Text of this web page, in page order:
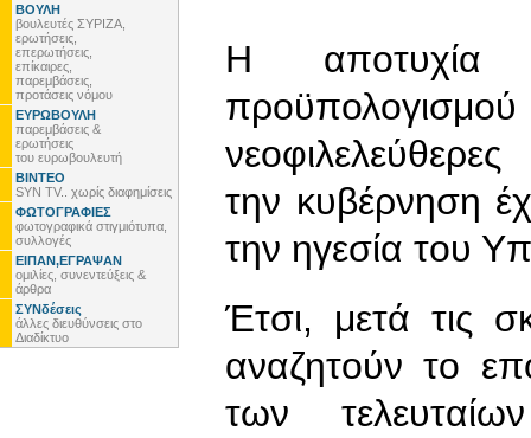
ΒΟΥΛΗ
βουλευτές ΣΥΡΙΖΑ,
ερωτήσεις,
επερωτήσεις,
επίκαιρες,
παρεμβάσεις,
προτάσεις νόμου
ΕΥΡΩΒΟΥΛΗ
παρεμβάσεις &
ερωτήσεις
του ευρωβουλευτή
ΒΙΝΤΕΟ
SYN TV.. χωρίς διαφημίσεις
ΦΩΤΟΓΡΑΦΙΕΣ
φωτογραφικά στιγμιότυπα,
συλλογές
ΕΙΠΑΝ,ΕΓΡΑΨΑΝ
ομιλίες, συνεντεύξεις &
άρθρα
ΣΥΝδέσεις
άλλες διευθύνσεις στο
Διαδίκτυο
Η αποτυχία
την κυβέρνηση
την ηγεσία του
Έτσι, μετά τις
αναζητούν το
των